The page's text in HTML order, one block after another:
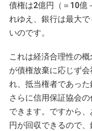
債権は2億円（＝10億
れゆえ、銀行は最大
いのです。
これは経済合理性の
が債権放棄に応じず
れ、抵当権者であった
さらに信用保証協会
できます。ですから
円が回収できるので